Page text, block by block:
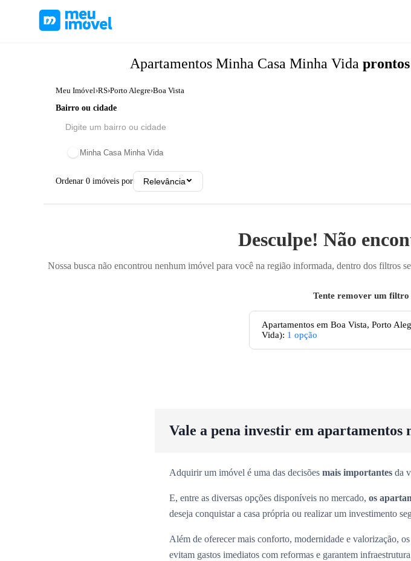
Apartamentos Minha Casa Minha Vida
Meu Imóvel›RS›Porto Alegre›Boa Vista
Bairro ou cidade
Minha Casa Minha Vida
Ordenar 0 imóveis por Relevância
Desculpe! Não
Nossa busca não encontrou nenhum imóvel para você na região informada, dentro dos filtros
Tente remover um filtro
Apartamentos em Boa Vista, Porto
Vida): 1 opção
Vale a pena investir em apartamentos
Adquirir um imóvel é uma das decisões mais importantes da
E, entre as diversas opções disponíveis no mercado, os
deseja conquistar a casa própria ou realizar um investimento
Além de oferecer mais conforto, modernidade e valorização,
evitam gastos imediatos com reformas e garantem